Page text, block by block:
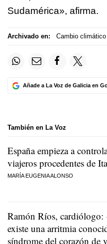
Sudamérica», afirma.
Archivado en: Cambio climático
Añade a La Voz de Galicia en
También en La Voz
España empieza a
viajeros procedentes de
MARÍA EUGENIA ALONSO
Ramón Ríos, cardiólogo:
existe una arritmia
síndrome del corazón de